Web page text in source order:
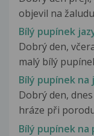
objevil na
Bílý pupínek
Dobrý den,
malý bílý
Bílý pupínek na
Dobrý den,
hráze při
Bílý pupínek na